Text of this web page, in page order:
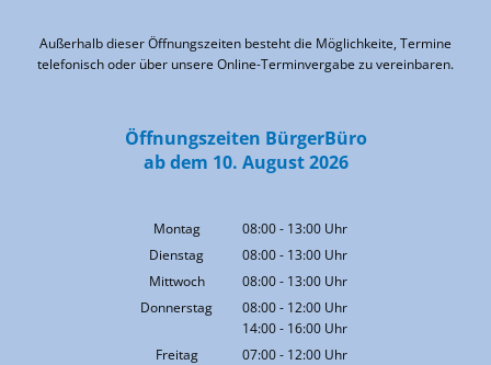
Außerhalb dieser Öffnungszeiten besteht die Möglichkeite, Termine
telefonisch oder über unsere Online-Terminvergabe zu vereinbaren.
Öffnungszeiten BürgerBüro
ab dem 10. August 2026
Montag 08:00- 13:00 Uhr
Von 08:00 bis 13:00 Uhr
Dienstag 08:00- 13:00 Uhr
Von 08:00 bis 13:00 Uhr
Mittwoch 08:00- 13:00 Uhr
Von 08:00 bis 13:00 Uhr
Donnerstag 08:00- 12:00 Uhr
Von 08:00 bis 12:00 Uhr
14:00- 16:00 Uhr
Von 14:00 bis 16:00 Uhr
Freitag 07:00- 12:00 Uhr